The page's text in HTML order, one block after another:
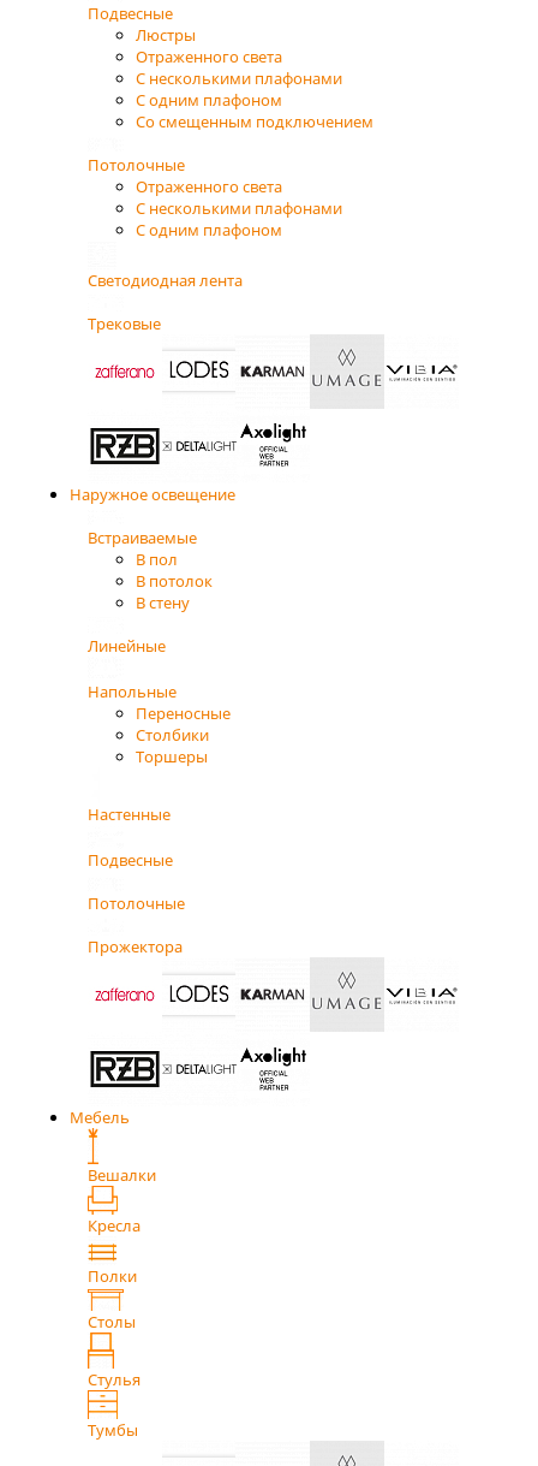
Подвесные
Люстры
Отраженного света
С несколькими плафонами
С одним плафоном
Со смещенным подключением
Потолочные
Отраженного света
С несколькими плафонами
С одним плафоном
Светодиодная лента
Трековые
Наружное освещение
Встраиваемые
В пол
В потолок
В стену
Линейные
Напольные
Переносные
Столбики
Торшеры
Настенные
Подвесные
Потолочные
Прожектора
Мебель
Вешалки
Кресла
Полки
Столы
Стулья
Тумбы